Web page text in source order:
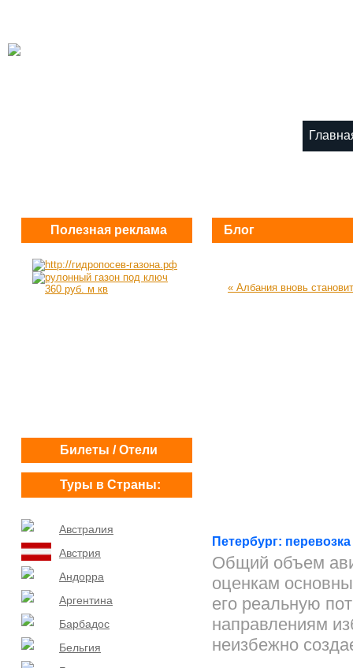
Полезная реклама
Билеты / Отели
Туры в Страны:
Австралия
Австрия
Андорра
Аргентина
Барбадос
Бельгия
Блог
« Албания вновь
Петербург:
Общий объем
оценкам
его реальную
направлениям
неизбежно